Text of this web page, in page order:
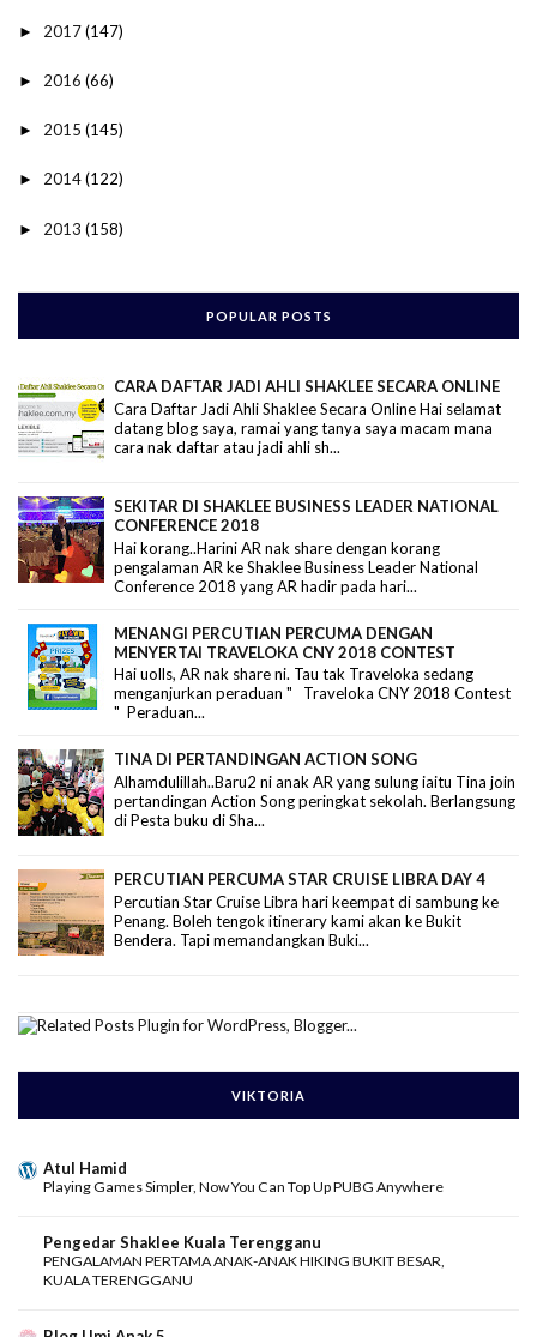
► 2017(147)
► 2016 (66)
► 2015 (145)
► 2014(122)
► 2013 (158)
POPULAR POSTS
CARA DAFTAR JADI AHLI SHAKLEE SECARA ONLINE
Cara Daftar Jadi Ahli Shaklee Secara Online Hai selamat
datang blog saya, ramai yang tanya saya macam mana
cara nak daftar atau jadi ahli sh...
SEKITAR DI SHAKLEE BUSINESS LEADER NATIONAL
CONFERENCE 2018
Hai korang..Harini AR nak share dengan korang
pengalaman AR ke Shaklee Business Leader National
Conference 2018 yang AR hadir pada hari...
MENANGI PERCUTIAN PERCUMA DENGAN
MENYERTAI TRAVELOKA CNY 2018 CONTEST
Hai uolls, AR nak share ni. Tau tak Traveloka sedang
menganjurkan peraduan " Traveloka CNY 2018 Contest
" Peraduan...
TINA DI PERTANDINGAN ACTION SONG
Alhamdulillah..Baru2 ni anak AR yang sulung iaitu Tina join
pertandingan Action Song peringkat sekolah. Berlangsung
di Pesta buku di Sha...
PERCUTIAN PERCUMA STAR CRUISE LIBRA DAY 4
Percutian Star Cruise Libra hari keempat di sambung ke
Penang. Boleh tengok itinerary kami akan ke Bukit
Bendera. Tapi memandangkan Buki...
VIKTORIA
Atul Hamid
Playing Games Simpler, Now You Can Top Up PUBG Anywhere
Pengedar Shaklee Kuala Terengganu
PENGALAMAN PERTAMA ANAK-ANAK HIKING BUKIT BESAR,
KUALA TERENGGANU